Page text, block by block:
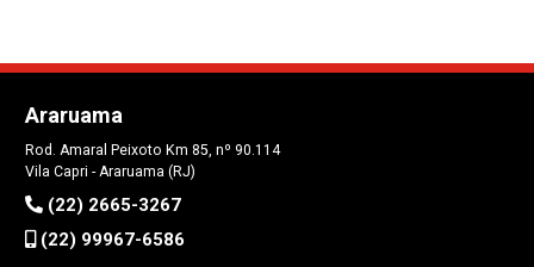
Araruama
Rod. Amaral Peixoto Km 85, nº 90.114
Vila Capri - Araruama (RJ)
(22) 2665-3267
(22) 99967-6586